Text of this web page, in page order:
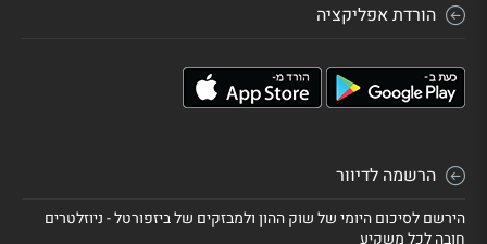
הורדת אפליקציה
הרשמה לדיוור
הירשם לסיכום היומי של שוק ההון ולמבזקים של ביזפורטל - ניוזלטרים
חובה לכל משקיע